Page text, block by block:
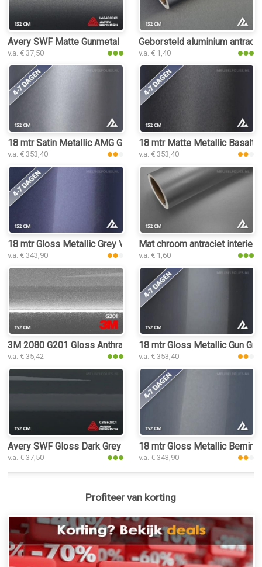
Avery SWF Matte Gunmetal Metallic interieurfolie
v.a. € 37,50
Geborsteld aluminium
v.a. € 1,40
18 mtr Satin Metallic AMG Grey 3103 interieurfolie
v.a. € 353,40
18 mtr Matte Metallic Basalt
v.a. € 353,40
18 mtr Gloss Metallic Grey Violet 3155 interieurfolie
v.a. € 343,90
Mat chroom antraciet
v.a. € 1,60
3M 2080 G201 Gloss Anthracite interieurfolie
v.a. € 35,42
18 mtr Gloss Metallic Gun
v.a. € 353,40
Avery SWF Gloss Dark Grey interieurfolie
v.a. € 37,50
18 mtr Gloss Metallic
v.a. € 343,90
Profiteer van korting